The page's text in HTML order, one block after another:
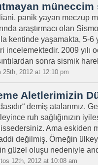
panik yayan meczup
araştırmacı olan
kentinde yaşamakta, 5-
incelemektedir. 2009 yılı
sonra sismik
25th, 2012 at 12:10 pm
Aletlerimizin
demiş atalarımız.
ruh sağlığınızın
hissedersiniz. Ama eskiden
değilmiş. Örneğin
güzel oluşu nedeniyle
12th, 2012 at 10:08 am